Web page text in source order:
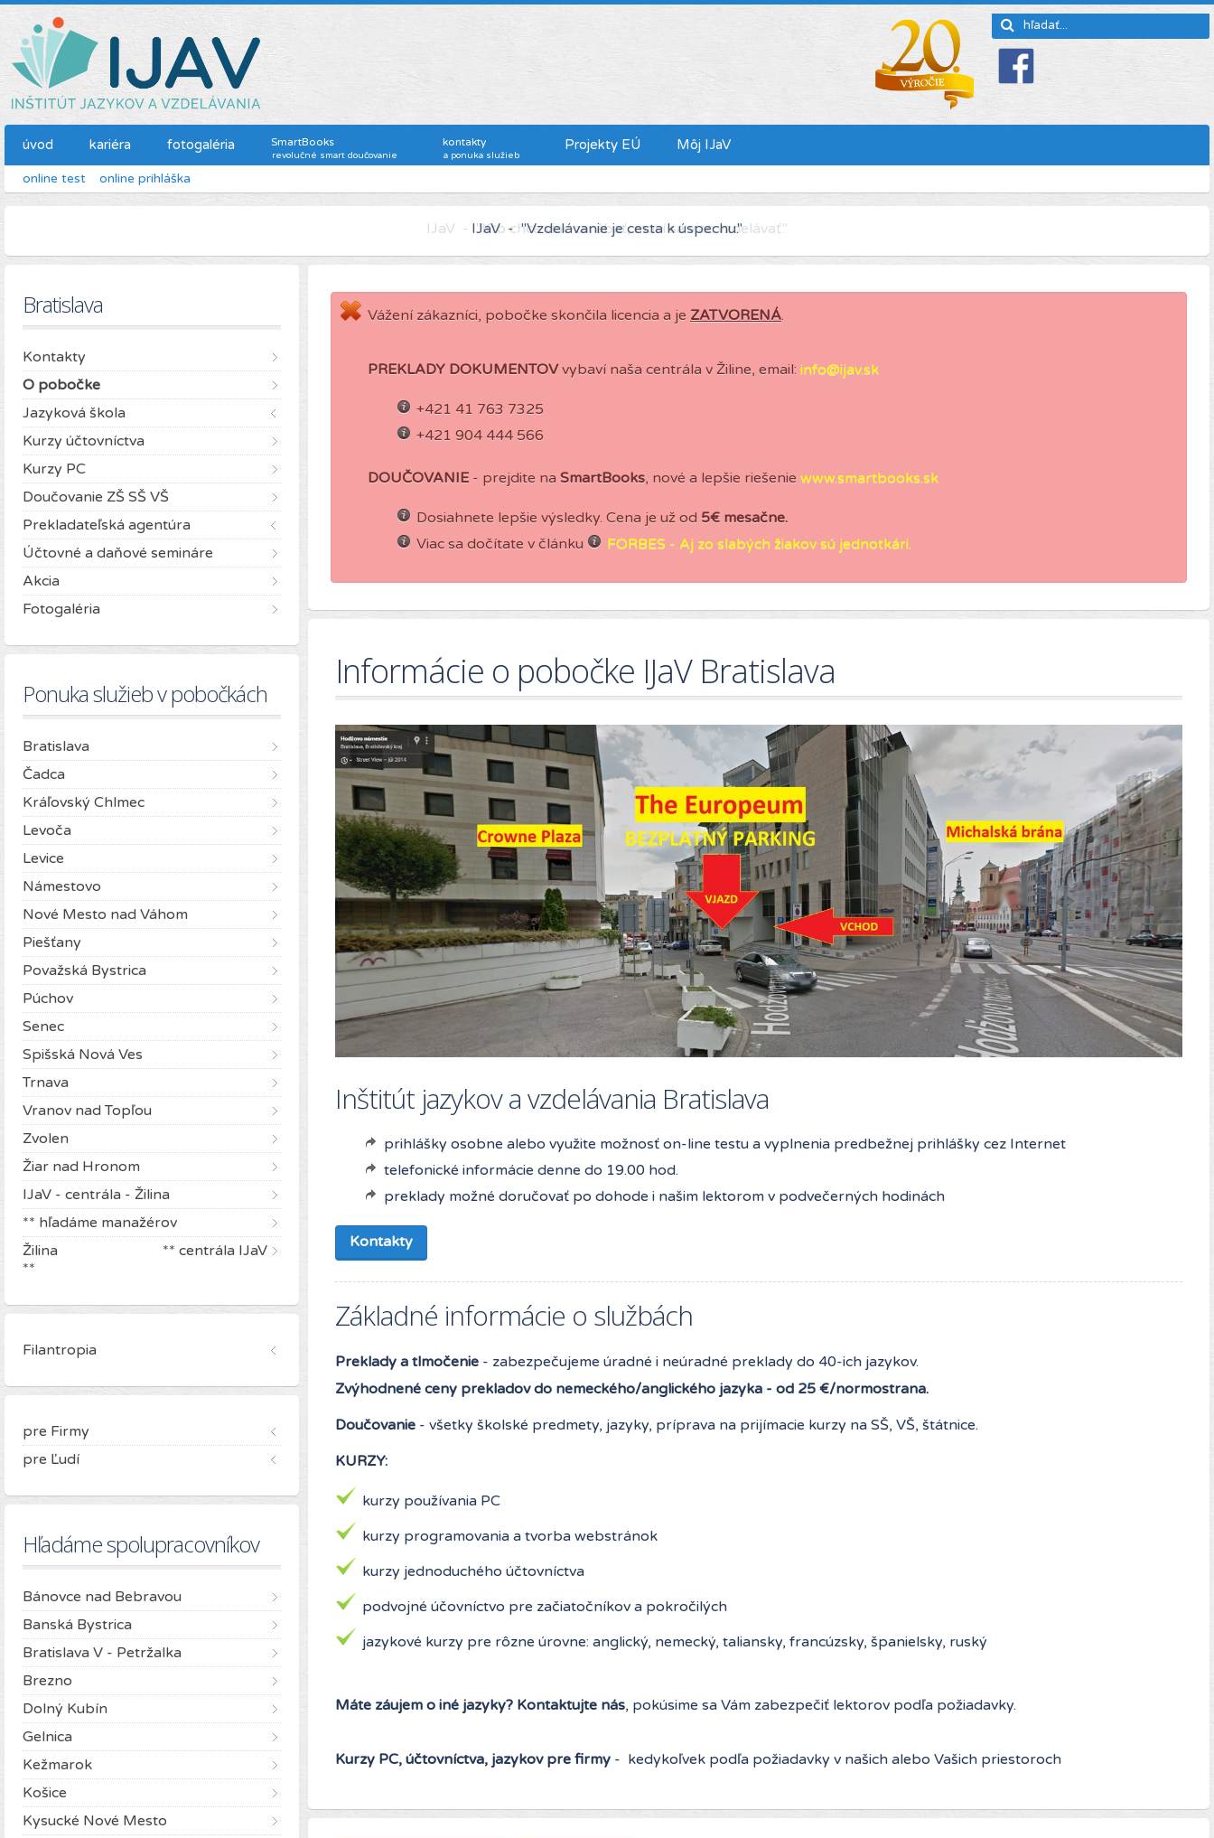
úvod kariéra fotogaléria SmartBooks
revolučné smart doučovanie
kontakty
a ponuka služieb
Projekty EÚ Môj IJaV
online test online prihláška
IJaV - "Kto chce viac zarábať, musí sa viac vzdelávať."
Vážení zákazníci, pobočke skončila licencia a je ZATVORENÁ.
PREKLADY DOKUMENTOVvybaví naša centrála v Žiline, email: info@ijav.sk
+421 41 763 7325
+421 904 444 566
DOUČOVANIE - prejdite na SmartBooks, nové a lepšie riešenie www.smartbooks.sk
Dosiahnete lepšie výsledky. Cena je už od 5€ mesačne.
Viac sa dočítate v článku
FORBES - Aj zo slabých žiakov sú jednotkári.
Informácie o pobočke IJaV Bratislava
Inštitút jazykov a vzdelávania Bratislava
prihlášky osobne alebo využite možnosť on-line testu a vyplnenia predbežnej prihlášky cez Internet
telefonické informácie denne do 19.00 hod.
preklady možné doručovať po dohode i našim lektorom v podvečerných hodinách
Kontakty
Základné informácie o službách
Preklady a tlmočenie - zabezpečujeme úradné i neúradné preklady do 40-ich jazykov.
Zvýhodnené ceny prekladov do nemeckého/anglického jazyka - od 25 €/normostrana.
Doučovanie - všetky školské predmety, jazyky, príprava na prijímacie kurzy na SŠ, VŠ, štátnice.
KURZY:
kurzy používania PC
kurzy programovania a tvorba webstránok
kurzy jednoduchého účtovníctva
podvojné účovníctvo pre začiatočníkov a pokročilých
jazykové kurzy pre rôzne úrovne: anglický, nemecký, taliansky, francúzsky, španielsky, ruský
Máte záujem o iné jazyky? Kontaktujte nás, pokúsime sa Vám zabezpečiť lektorov podľa požiadavky.
Kurzy PC, účtovníctva, jazykov pre firmy - kedykoľvek podľa požiadavky v našich alebo Vašich priestoroch
Bratislava
Kontakty
O pobočke
Jazyková škola
Kurzy účtovníctva
Kurzy PC
Doučovanie ZŠ SŠ VŠ
Prekladateľská agentúra
Účtovné a daňové semináre
Akcia
Fotogaléria
Ponuka služieb v pobočkách
Bratislava
Čadca
Kráľovský Chlmec
Levoča
Levice
Námestovo
Nové Mesto nad Váhom
Piešťany
Považská Bystrica
Púchov
Senec
Spišská Nová Ves
Trnava
Vranov nad Topľou
Zvolen
Žiar nad Hronom
IJaV - centrála - Žilina
** hľadáme manažérov
Žilina ** centrála IJaV
**
Filantropia
pre Firmy
pre Ľudí
Hľadáme spolupracovníkov
Bánovce nad Bebravou
Banská Bystrica
Bratislava V - Petržalka
Brezno
Dolný Kubín
Gelnica
Kežmarok
Košice
Kysucké Nové Mesto